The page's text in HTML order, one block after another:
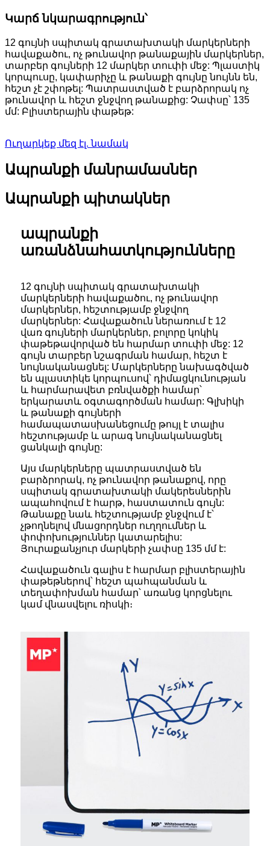
Կարճ նկարագրություն՝
12 գույնի սպիտակ գրատախտակի մարկերների
հավաքածու, ոչ թունավոր թանաքային մարկերներ,
տարբեր գույների 12 մարկեր տուփի մեջ: Պլաստիկ
կորպուսը, կափարիչը և թանաքի գույնը նույնն են,
հեշտ չէ շփոթել: Պատրաստված է բարձրորակ ոչ
թունավոր և հեշտ ջնջվող թանաքից: Չափսը՝ 135
մմ: Բլիստերային փաթեթ:
Ուղարկեք մեզ էլ. նամակ
Ապրանքի մանրամասներ
Ապրանքի պիտակներ
ապրանքի
առանձնահատկությունները
12 գույնի սպիտակ գրատախտակի
մարկերների հավաքածու, ոչ թունավոր
մարկերներ, հեշտությամբ ջնջվող
մարկերներ: Հավաքածուն ներառում է 12
վառ գույների մարկերներ, բոլորը կոկիկ
փաթեթավորված են հարմար տուփի մեջ: 12
գույն տարբեր նշագրման համար, հեշտ է
նույնականացնել: Մարկերները նախագծված
են պլաստիկե կորպուսով՝ դիմացկունության
և հարմարավետ բռնվածքի համար՝
երկարատև օգտագործման համար: Գլխիկի
և թանաքի գույների
համապատասխանեցումը թույլ է տալիս
հեշտությամբ և արագ նույնականացնել
ցանկալի գույնը:
Այս մարկերները պատրաստված են
բարձրորակ, ոչ թունավոր թանաքով, որը
սպիտակ գրատախտակի մակերեսներին
ապահովում է հարթ, հաստատուն գույն:
Թանաքը նաև հեշտությամբ ջնջվում է՝
չթողնելով մնացորդներ ուղղումներ և
փոփոխություններ կատարելիս:
Յուրաքանչյուր մարկերի չափսը 135 մմ է:
Հավաքածուն գալիս է հարմար բլիստերային
փաթեթներով՝ հեշտ պահպանման և
տեղափոխման համար՝ առանց կորցնելու
կամ վնասվելու ռիսկի։